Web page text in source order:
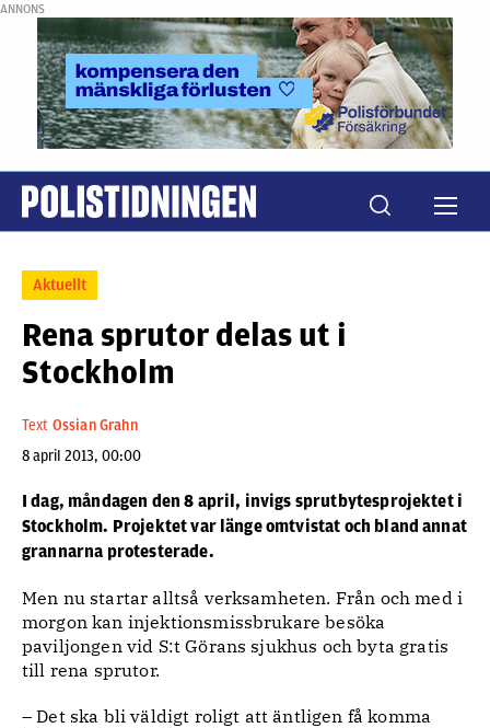
ANNONS
Aktuellt
Rena sprutor delas ut i
Stockholm
Text Ossian Grahn
8 april 2013, 00:00
I dag, måndagen den 8 april, invigs sprutbytesprojektet i
Stockholm. Projektet var länge omtvistat och bland annat
grannarna protesterade.
Men nu startar alltså verksamheten. Från och med i
morgon kan injektionsmissbrukare besöka
paviljongen vid S:t Görans sjukhus och byta gratis
till rena sprutor.
– Det ska bli väldigt roligt att äntligen få komma